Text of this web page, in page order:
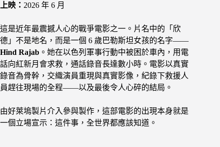
上映： 2026 年 6 月
這是近年最震撼人心的戰爭電影之一。片名中的「欣
德」不是地名，而是一個 6 歲巴勒斯坦女孩的名字——
Hind Rajab 。她在以色列軍事行動中被困於車內，用電
話向紅新月會求救，通話錄音長達數小時。電影以真實
錄音為骨幹，交織演員重現與真實影像，紀錄下救援人
員趕往現場的全程——以及最後令人心碎的結局。
由好萊塢製片介入參與製作，這部電影的出現本身就是
一個立場宣示：這件事，全世界都應該知道。